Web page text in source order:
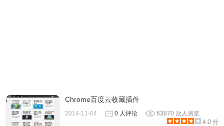
6、当然，也可以直接将网页内容保存到文章里以供以后阅
Chrome百度云收藏插件
2014-11-04 0 人评论
63870 次人浏览
4.0 分